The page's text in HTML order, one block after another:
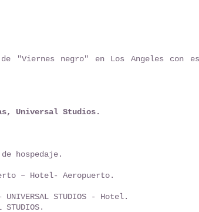
de "Viernes negro" en Los Angeles con
Universal Studios.
hospedaje.
– Hotel- Aeropuerto.
STUDIOS - Hotel.
STUDIOS.